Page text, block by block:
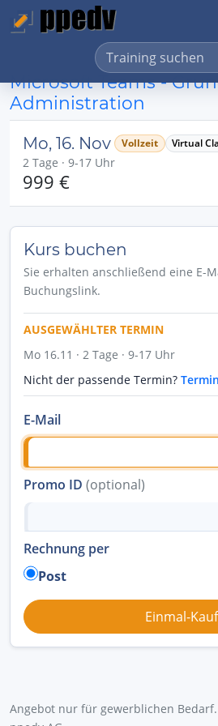
Microsoft Teams -
Administration
Mo, 16. Nov Vollzeit Virtual
2 Tage · 9-17 Uhr
999 €
Kurs buchen
Sie erhalten anschließend eine E-
Buchungslink.
AUSGEWÄHLTER TERMIN
Mo 16.11 · 2 Tage · 9-17 Uhr
Nicht der passende Termin?
E-Mail
Promo ID (optional)
Rechnung per
Post
Angebot nur für gewerblichen